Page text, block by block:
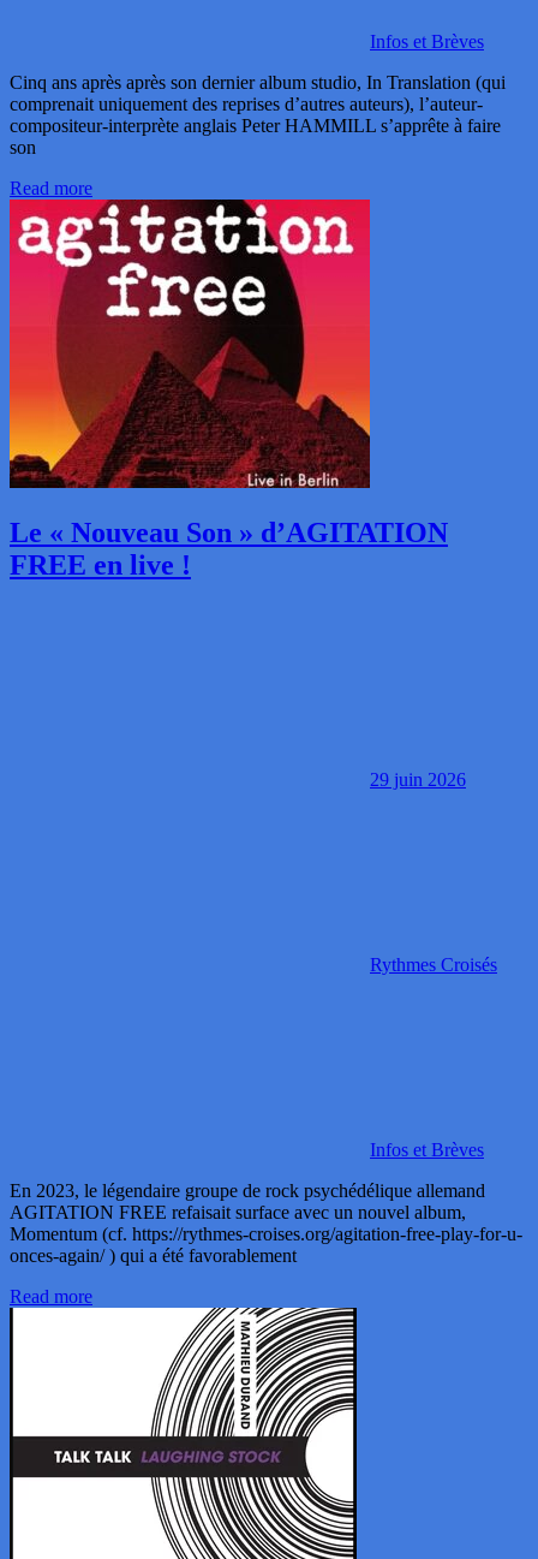
Infos et Brèves
Cinq ans après après son dernier album studio, In Translation (qui
comprenait uniquement des reprises d’autres auteurs), l’auteur-
compositeur-interprète anglais Peter HAMMILL s’apprête à faire
son
Read more
Le « Nouveau Son » d’AGITATION
FREE en live !
29 juin 2026
Rythmes Croisés
Infos et Brèves
En 2023, le légendaire groupe de rock psychédélique allemand
AGITATION FREE refaisait surface avec un nouvel album,
Momentum (cf. https://rythmes-croises.org/agitation-free-play-for-u-
onces-again/ ) qui a été favorablement
Read more